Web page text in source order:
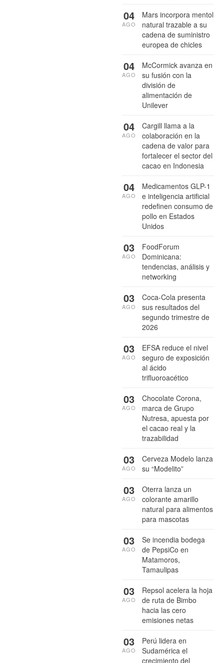
Mars incorpora mentol
natural trazable a su
cadena de suministro
europea de chicles
04
AGO
McCormick avanza en
su fusión con la
división de
alimentación de
Unilever
04
AGO
Cargill llama a la
colaboración en la
cadena de valor para
fortalecer el sector del
cacao en Indonesia
04
AGO
Medicamentos GLP-1
e inteligencia artificial
redefinen consumo de
pollo en Estados
Unidos
04
AGO
FoodForum
Dominicana:
tendencias, análisis y
networking
03
AGO
Coca-Cola presenta
sus resultados del
segundo trimestre de
2026
03
AGO
EFSA reduce el nivel
seguro de exposición
al ácido
trifluoroacético
03
AGO
Chocolate Corona,
marca de Grupo
Nutresa, apuesta por
el cacao real y la
trazabilidad
03
AGO
Cerveza Modelo lanza
su “Modelito”
03
AGO
Oterra lanza un
colorante amarillo
natural para alimentos
para mascotas
03
AGO
Se incendia bodega
de PepsiCo en
Matamoros,
Tamaulipas
03
AGO
Repsol acelera la hoja
de ruta de Bimbo
hacia las cero
emisiones netas
03
AGO
Perú lidera en
Sudamérica el
crecimiento del
03
AGO